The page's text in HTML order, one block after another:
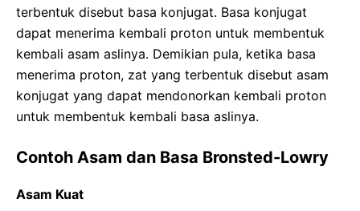
terbentuk disebut basa konjugat. Basa konjugat
dapat menerima kembali proton untuk membentuk
kembali asam aslinya. Demikian pula, ketika basa
menerima proton, zat yang terbentuk disebut asam
konjugat yang dapat mendonorkan kembali proton
untuk membentuk kembali basa aslinya.
Contoh Asam dan Basa Bronsted-Lowry
Asam Kuat